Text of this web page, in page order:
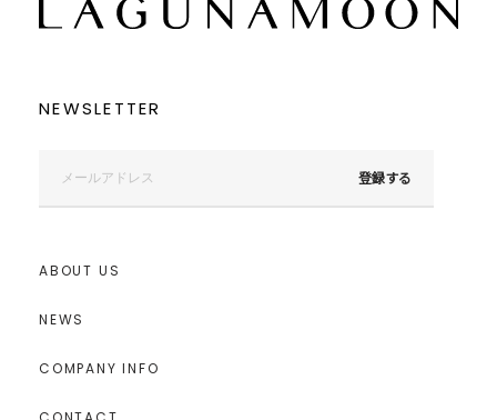
NEWSLETTER
登録する
ABOUT US
NEWS
COMPANY INFO